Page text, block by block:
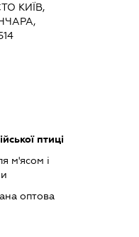
КИЇВ,
птиці
м'ясом і
оптова